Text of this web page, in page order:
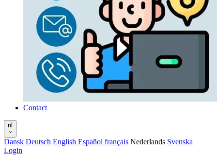
Contact
nl
Dansk Deutsch English Español français Nederlands Svenska
Login